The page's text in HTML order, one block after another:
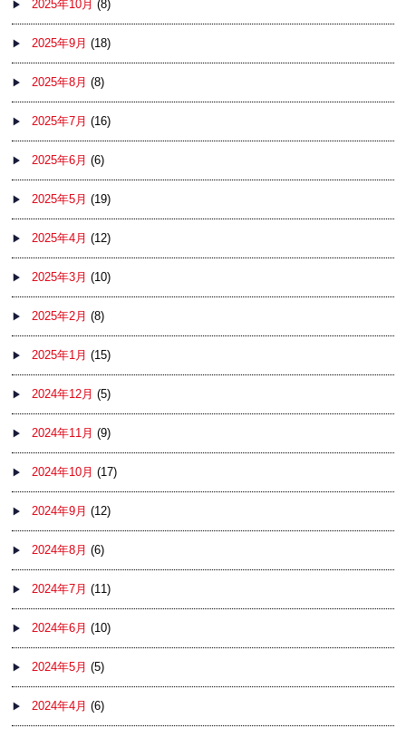
2025年10月 (8)
2025年9月 (18)
2025年8月 (8)
2025年7月 (16)
2025年6月 (6)
2025年5月 (19)
2025年4月 (12)
2025年3月 (10)
2025年2月 (8)
2025年1月 (15)
2024年12月 (5)
2024年11月 (9)
2024年10月 (17)
2024年9月 (12)
2024年8月 (6)
2024年7月 (11)
2024年6月 (10)
2024年5月 (5)
2024年4月 (6)